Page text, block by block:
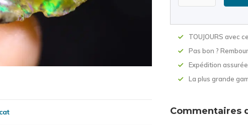
TOUJOURS avec
Pas bon ?
Expédition
La plus grande
Commentaires